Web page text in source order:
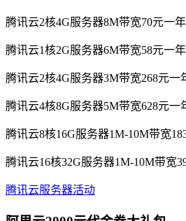
腾讯云2核4G服务器8M带宽70元一年
腾讯云1核2G服务器6M带宽58元一年
腾讯云2核4G服务器3M带宽268元一
腾讯云4核8G服务器5M带宽628元一
腾讯云8核16G服务器1M-10M带宽
腾讯云16核32G服务器1M-10M带宽
腾讯云服务器活动